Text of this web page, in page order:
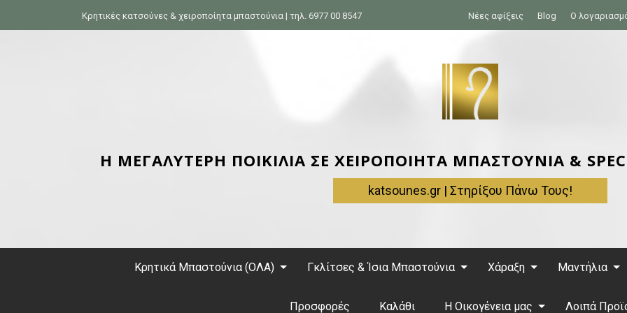
Κρητικές κατσούνες & χειροποίητα μπαστούνια | τηλ. 6977 00 8547 Νέες αφίξεις Blog Ο
Η ΜΕΓΑΛΥΤΕΡΗ ΠΟΙΚΙΛΙΑ ΣΕ ΧΕΙΡΟΠΟΙΗΤΑ ΜΠΑΣΤΟΥΝΙΑ &
katsounes.gr | Στηρίξου Πάνω Τους!
Κρητικά Μπαστούνια (ΟΛΑ) Γκλίτσες & Ίσια Μπαστούνια Χάραξη Μαντήλια
Προσφορές Καλάθι Η Οικογένεια μας Λοιπά